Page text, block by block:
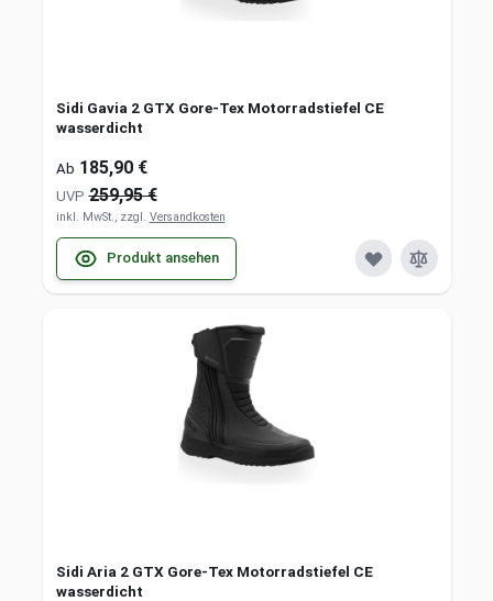
Sidi Gavia 2 GTX Gore-Tex Motorradstiefel CE
wasserdicht
Ab 185,90 €
UVP 259,95 €
inkl. MwSt., zzgl. Versandkosten
Produkt ansehen
Sidi Aria 2 GTX Gore-Tex Motorradstiefel CE
wasserdicht